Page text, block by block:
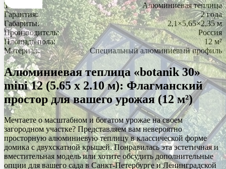
Тип:
Алюминиевая теплица
Гарантия:
2 года
Габариты:
2,1×5,65×2,35 м
Производитель:
Россия
Площадь пола:
12 м²
Материал:
Специальный алюминиевый профиль
Алюминиевая теплица «botanik 30»
mini 12 (5.65 х 2.10 м): Флагманский
простор для вашего урожая (12 м²)
Мечтаете о масштабном и богатом урожае на своем
загородном участке? Представляем вам невероятно
просторную алюминиевую теплицу в классической форме
домика с двухскатной крышей. Понравилась эта эстетичная и
вместительная модель или хотите обсудить дополнительные
опции для вашего сада в Санкт-Петербурге и Ленинградской